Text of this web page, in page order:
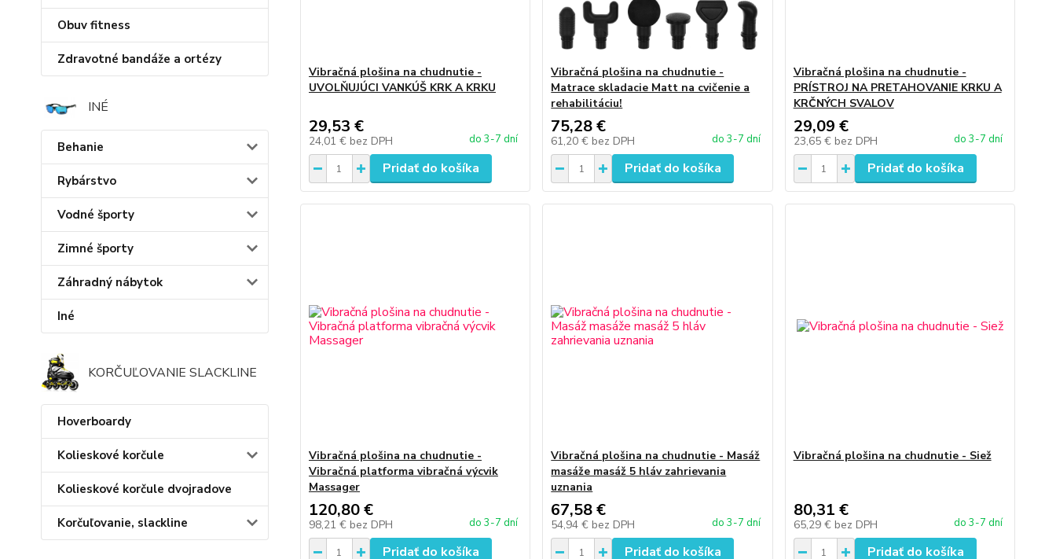
Obuv fitness
Zdravotné bandáže a ortézy
INÉ
Behanie
Rybárstvo
Vodné športy
Zimné športy
Záhradný nábytok
Iné
KORČUĽOVANIE SLACKLINE
Hoverboardy
Kolieskové korčule
Kolieskové korčule dvojradove
Korčuľovanie, slackline
Vibračná plošina na chudnutie -
UVOLŇUJÚCI VANKÚŠ KRK A KRKU
29,53 €
24,01 € bez DPH do 3-7 dní
Pridať do košíka
Vibračná plošina na chudnutie -
Matrace skladacie Matt na cvičenie a
rehabilitáciu!
75,28 €
61,20 € bez DPH do 3-7 dní
Pridať do košíka
Vibračná plošina na chudnutie -
PRÍSTROJ NA PRETAHOVANIE KRKU A
KRČNÝCH SVALOV
29,09 €
23,65 € bez DPH do 3-7 dní
Pridať do košíka
Vibračná plošina na chudnutie -
Vibračná platforma vibračná výcvik
Massager
120,80 €
98,21 € bez DPH do 3-7 dní
Pridať do košíka
Vibračná plošina na chudnutie - Masáž
masáže masáž 5 hláv zahrievania
uznania
67,58 €
54,94 € bez DPH do 3-7 dní
Pridať do košíka
Vibračná plošina na chudnutie - Siež
80,31 €
65,29 € bez DPH do 3-7 dní
Pridať do košíka